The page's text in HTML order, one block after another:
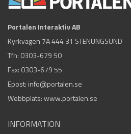
Portalen Interaktiv AB
Kyrkvägen 7A 444 31 STENUNGSUND
Tfn: 0303-679 50
Fax: 0303-679 55
Epost: info@portalen.se
Webbplats: www.portalen.se
INFORMATION